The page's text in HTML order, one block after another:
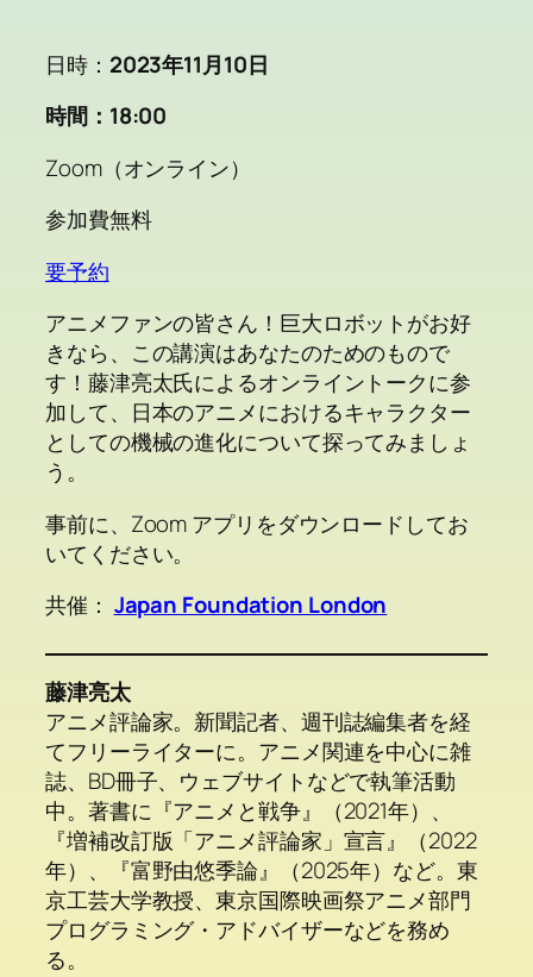
日時： 2023年11月10日
時間：18:00
Zoom（オンライン）
参加費無料
要予約
アニメファンの皆さん！巨大ロボットがお好
きなら、この講演はあなたのためのもので
す！藤津亮太氏によるオンライントークに参
加して、日本のアニメにおけるキャラクター
としての機械の進化について探ってみましょ
う。
事前に、Zoom アプリをダウンロードしてお
いてください。
共催： Japan Foundation London
藤津亮太
アニメ評論家。新聞記者、週刊誌編集者を経
てフリーライターに。アニメ関連を中心に雑
誌、BD冊子、ウェブサイトなどで執筆活動
中。著書に『アニメと戦争』（2021年）、
『増補改訂版「アニメ評論家」宣言』（2022
年）、『富野由悠季論』（2025年）など。東
京工芸大学教授、東京国際映画祭アニメ部門
プログラミング・アドバイザーなどを務め
る。